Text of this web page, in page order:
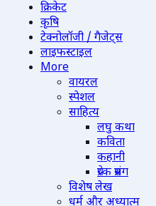
क्रिकेट
कृषि
टेक्नोलॉजी / गैजेट्स
लाइफस्टाइल
More
वायरल
स्पेशल
साहित्य
लघु कथा
कविता
कहानी
प्रेरक प्रसंग
विशेष लेख
धर्म और अध्यात्म